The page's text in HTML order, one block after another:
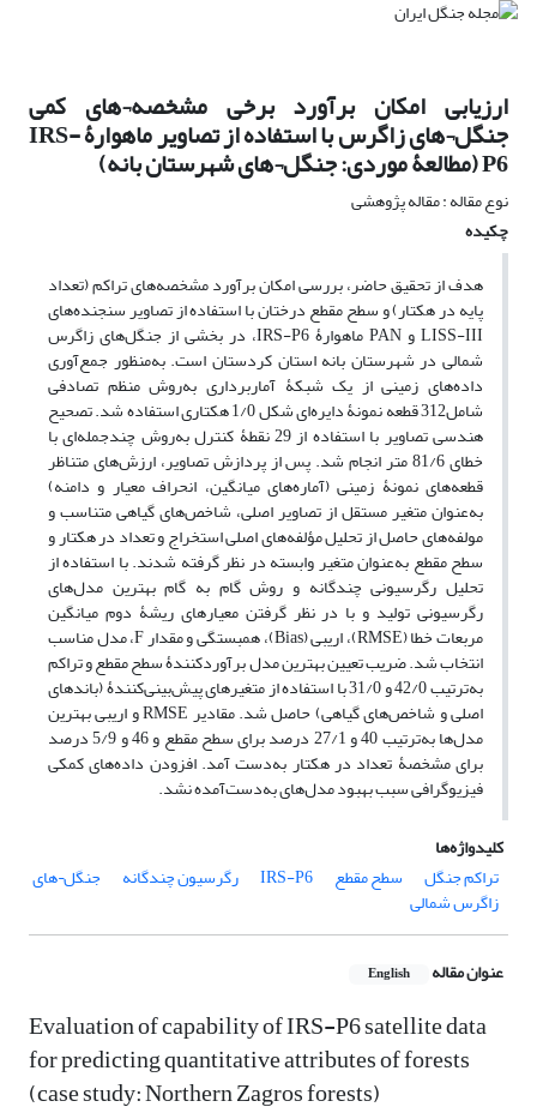
ارزیابی امکان برآورد برخی مشخصه¬های کمی
جنگل¬های زاگرس با استفاده از تصاویر ماهوارۀ IRS-
P6 (مطالعۀ موردی: جنگل¬های شهرستان بانه)
نوع مقاله : مقاله پژوهشی
چکیده
هدف از تحقیق حاضر، بررسی امکان برآورد مشخصه‌های تراکم (تعداد
پایه در هکتار) و سطح مقطع درختان با استفاده از تصاویر سنجنده‌های
LISS-III و ‍PAN ماهوارۀ IRS-P6، در بخشی از جنگل‌های زاگرس
شمالی در شهرستان بانه استان کردستان است. به‌منظور جمع‌آوری
داده‌های زمینی از یک شبکۀ آماربرداری به‌روش منظم تصادفی
شامل312 قطعه نمونۀ دایره‌ای شکل 1/0 هکتاری استفاده شد. تصحیح
هندسی تصاویر با استفاده از 29 نقطۀ کنترل به‌روش چندجمله‌ای با
خطای 81/6 متر انجام شد. پس از پردازش تصاویر، ارزش‌های متناظر
قطعه‌های نمونۀ زمینی (آماره‌های میانگین، انحراف معیار و دامنه)
به‌عنوان متغیر مستقل از تصاویر اصلی، شاخص‌های گیاهی متناسب و
مولفه‌های حاصل از تحلیل مؤلفه‌های اصلی استخراج و تعداد در هکتار و
سطح مقطع به‌عنوان متغیر وابسته در نظر گرفته شدند. با استفاده از
تحلیل رگرسیونی چندگانه و روش گام به گام بهترین مدل‌های
رگرسیونی تولید و با در نظر گرفتن معیارهای ریشۀ دوم میانگین
مربعات خطا (RMSE)، اریبی (Bias)، همبستگی و مقدار F، مدل مناسب
انتخاب شد. ضریب تعیین بهترین مدل برآوردکنندۀ سطح مقطع و تراکم
به‌ترتیب 42/0 و 31/0 با استفاده از متغیرهای پیش‌بینی‌کنندۀ (باندهای
اصلی و شاخص‌های گیاهی) حاصل شد. مقادیر RMSE و اریبی بهترین
مدل‌ها به‌ترتیب 40 و 27/1 درصد برای سطح مقطع و 46 و 5/9 درصد
برای مشخصۀ تعداد در هکتار به‌دست آمد. افزودن داده‌های کمکی
فیزیوگرافی سبب بهبود مدل‌های به‌دست‌آمده نشد.
کلیدواژه‌ها
تراکم جنگل
سطح مقطع IRS-P6 رگرسیون چندگانه جنگل¬های
زاگرس شمالی
عنوان مقاله English
Evaluation of capability of IRS-P6 satellite data
for predicting quantitative attributes of forests
(case study: Northern Zagros forests)